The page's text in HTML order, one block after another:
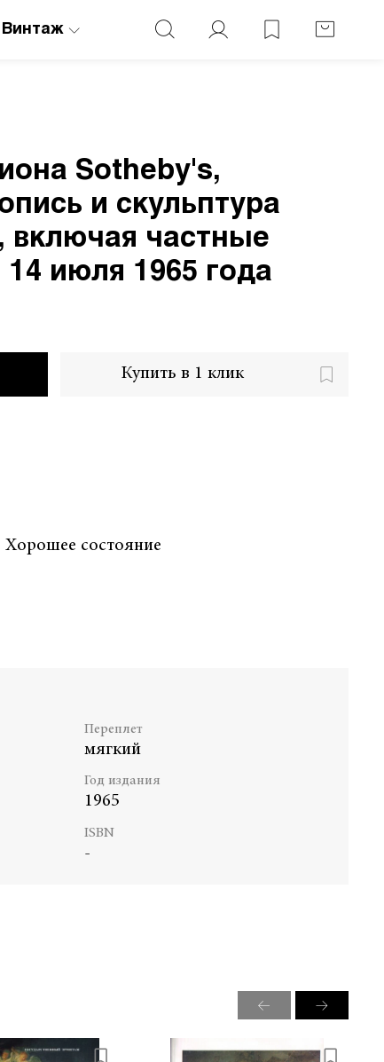
Винтаж
Sotheby's,
и скульптура
включая частные
июля 1965 года
Купить в 1 клик
Хорошее состояние
Переплет
мягкий
Год издания
1965
ISBN
-